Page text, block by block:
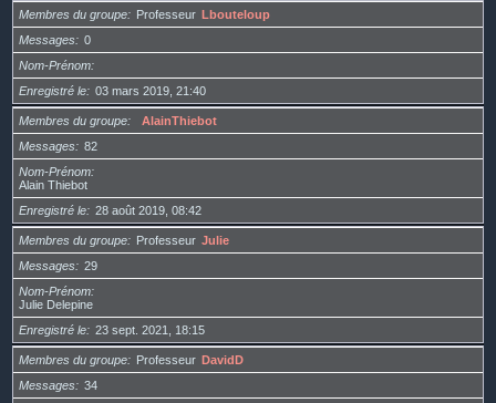
Membres du groupe Professeur Lbouteloup
Messages
0
Nom-Prénom
Enregistré le
03 mars 2019, 21:40
Membres du groupe
AlainThiebot
Messages
82
Nom-Prénom
Alain Thiebot
Enregistré le
28 août 2019, 08:42
Membres du groupe Professeur Julie
Messages
29
Nom-Prénom
Julie Delepine
Enregistré le
23 sept. 2021, 18:15
Membres du groupe Professeur DavidD
Messages
34